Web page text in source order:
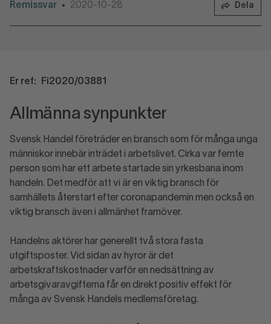
Remissvar • 2020-10-28 Dela
Er ref: Fi2020/03881
Allmänna synpunkter
Svensk Handel företräder en bransch som för många unga
människor innebär inträdet i arbetslivet. Cirka var femte
person som har ett arbete startade sin yrkesbana inom
handeln. Det medför att vi är en viktig bransch för
samhällets återstart efter coronapandemin men också en
viktig bransch även i allmänhet framöver.
Handelns aktörer har generellt två stora fasta
utgiftsposter. Vid sidan av hyror är det
arbetskraftskostnader varför en nedsättning av
arbetsgivaravgifterna får en direkt positiv effekt för
många av Svensk Handels medlemsföretag.